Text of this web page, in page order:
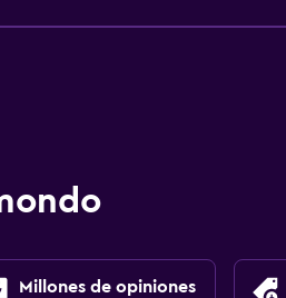
Millones de opiniones